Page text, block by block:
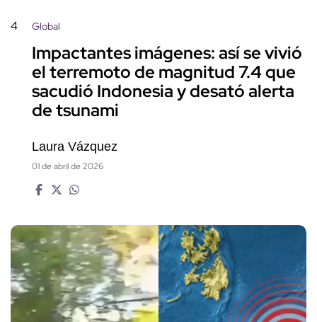
4 Global
Impactantes imágenes: así se vivió
el terremoto de magnitud 7.4 que
sacudió Indonesia y desató alerta
de tsunami
Laura Vázquez
01 de abril de 2026